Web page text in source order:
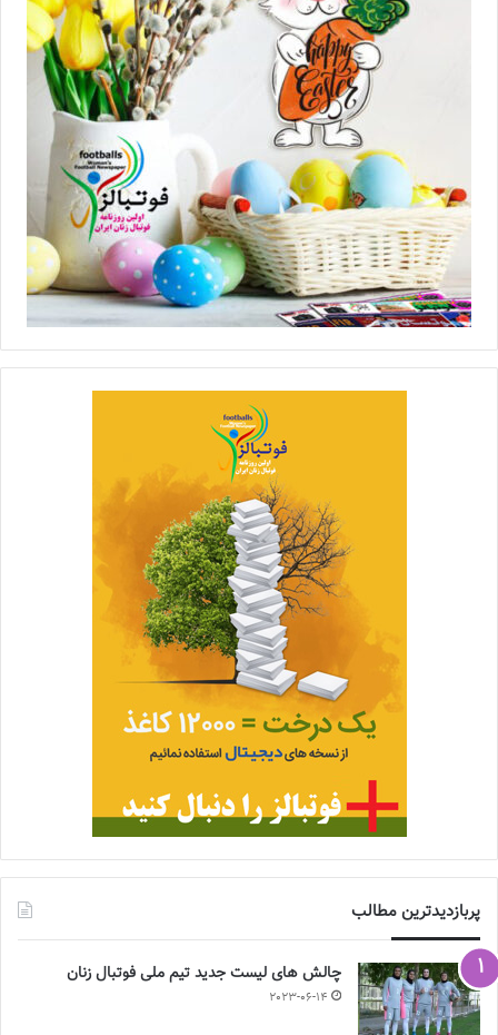
پربازدیدترین مطالب
چالش هاى ليست جدید تيم ملى فوتبال زنان
2023-06-14